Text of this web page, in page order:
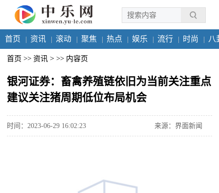
首页 资讯 滚动 聚焦 热点 娱乐 流行 时尚 八
首页 >> 资讯 > >> 内容页
银河证券：畜禽养殖链依旧为当前关注重点
建议关注猪周期低位布局机会
时间：2023-06-29 16:02:23 来源：界面新闻